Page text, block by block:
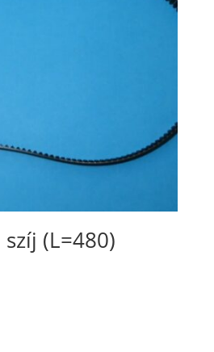
(L=480)